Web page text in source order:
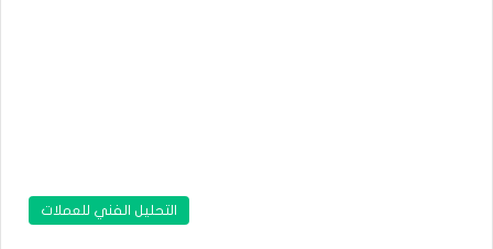
التحليل الفني للعملات